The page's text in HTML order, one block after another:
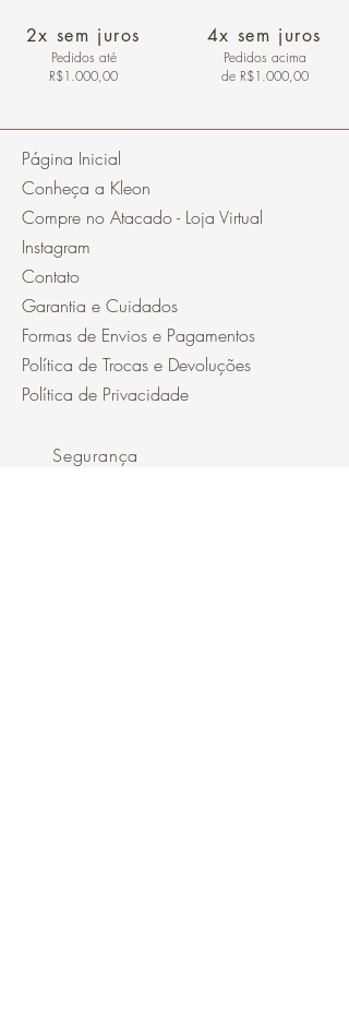
2x sem juros
Pedidos até
R$1.000,00
4x sem juros
Pedidos acima
de R$1.000,00
Página Inicial
Conheça a Kleon
Compre no Atacado - Loja Virtual
Instagram
Contato
Garantia e Cuidados
Formas de Envios e Pagamentos
Política de Trocas e Devoluções
Política de Privacidade
Segurança